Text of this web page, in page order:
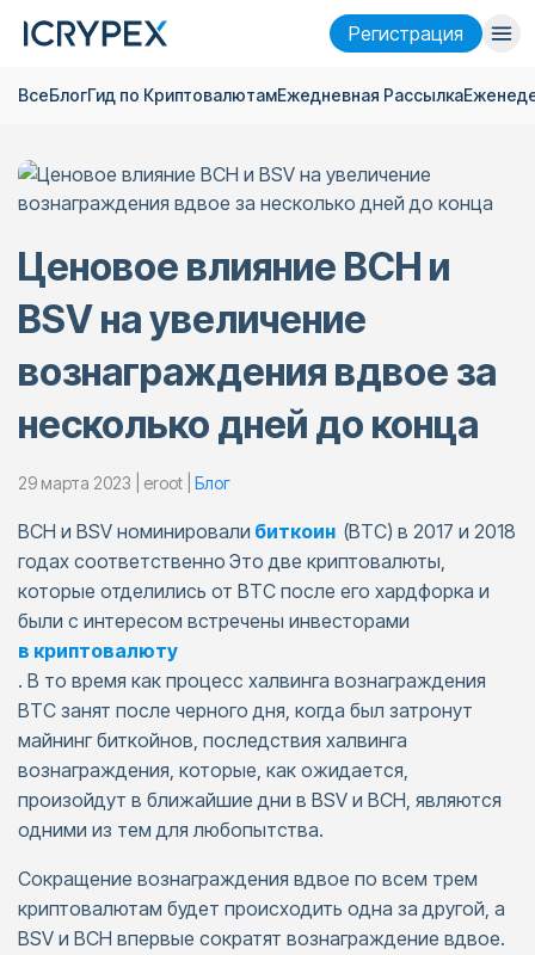
Pегистрация
Войти Pегистрация
Компания
Исследовать
Помощь
Фьючерсыx50
Language Русский
ВсеБлогГид по КриптовалютамЕжедневная Pассылка
Ценовое влияние BCH и
BSV на увеличение
вознаграждения вдвое за
несколько дней до конца
29 марта 2023 | eroot | Блог
BCH и BSV номинировали биткоин (BTC) в 2017 и 2018
годах соответственно Это две криптовалюты,
которые отделились от BTC после его хардфорка и
были с интересом встречены инвесторами
в криптовалюту
. В то время как процесс халвинга вознаграждения
BTC занят после черного дня, когда был затронут
майнинг биткойнов, последствия халвинга
вознаграждения, которые, как ожидается,
произойдут в ближайшие дни в BSV и BCH, являются
одними из тем для любопытства.
Сокращение вознаграждения вдвое по всем трем
криптовалютам будет происходить одна за другой, а
BSV и BCH впервые сократят вознаграждение вдвое.